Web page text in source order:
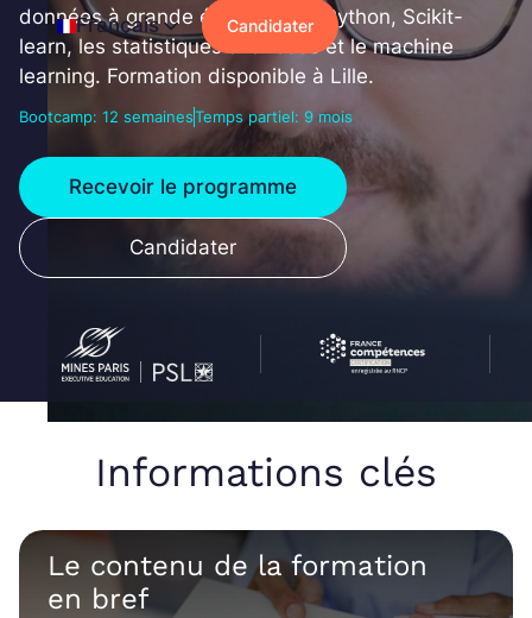
Français Candidater
données à grande échelle avec Python, Scikit-
learn, les statistiques avancées et le machine
learning. Formation disponible à Lille.
Bootcamp: 12 semainesTemps partiel: 9 mois
Recevoir le programme
Candidater
Informations clés
Le contenu de la formation
en bref